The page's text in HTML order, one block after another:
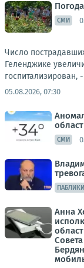
СМИ
Число
Геленджике
05.08.2026, 07:30
СМИ
ПАБЛИКИ
Анна